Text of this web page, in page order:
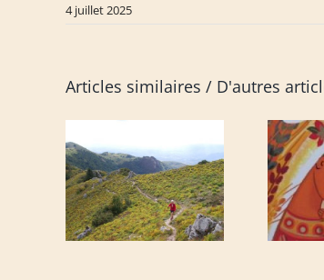
4 juillet 2025
Articles similaires